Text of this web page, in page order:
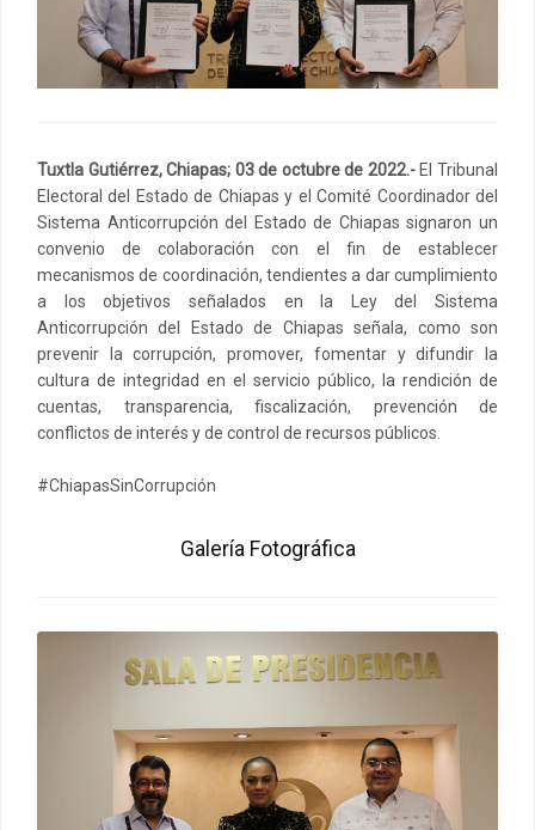
Tuxtla Gutiérrez, Chiapas; 03 de octubre de 2022.-El Tribunal
Electoral del Estado de Chiapas y el Comité Coordinador del
Sistema Anticorrupción del Estado de Chiapas signaron un
convenio de colaboración con el fin de establecer
mecanismos de coordinación, tendientes a dar cumplimiento
a los objetivos señalados en la Ley del Sistema
Anticorrupción del Estado de Chiapas señala, como son
prevenir la corrupción, promover, fomentar y difundir la
cultura de integridad en el servicio público, la rendición de
cuentas, transparencia, fiscalización, prevención de
conflictos de interés y de control de recursos públicos.
#ChiapasSinCorrupción
Galería Fotográfica